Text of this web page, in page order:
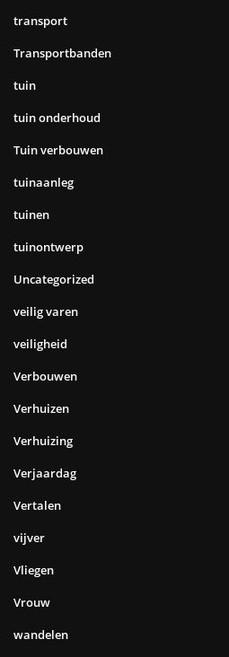
transport
Transportbanden
tuin
tuin onderhoud
Tuin verbouwen
tuinaanleg
tuinen
tuinontwerp
Uncategorized
veilig varen
veiligheid
Verbouwen
Verhuizen
Verhuizing
Verjaardag
Vertalen
vijver
Vliegen
Vrouw
wandelen